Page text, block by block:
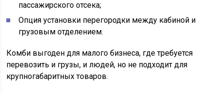
пассажирского отсека;
Опция установки перегородки между кабиной и
грузовым отделением.
Комби выгоден для малого бизнеса, где требуется
перевозить и грузы, и людей, но не подходит для
крупногабаритных товаров.